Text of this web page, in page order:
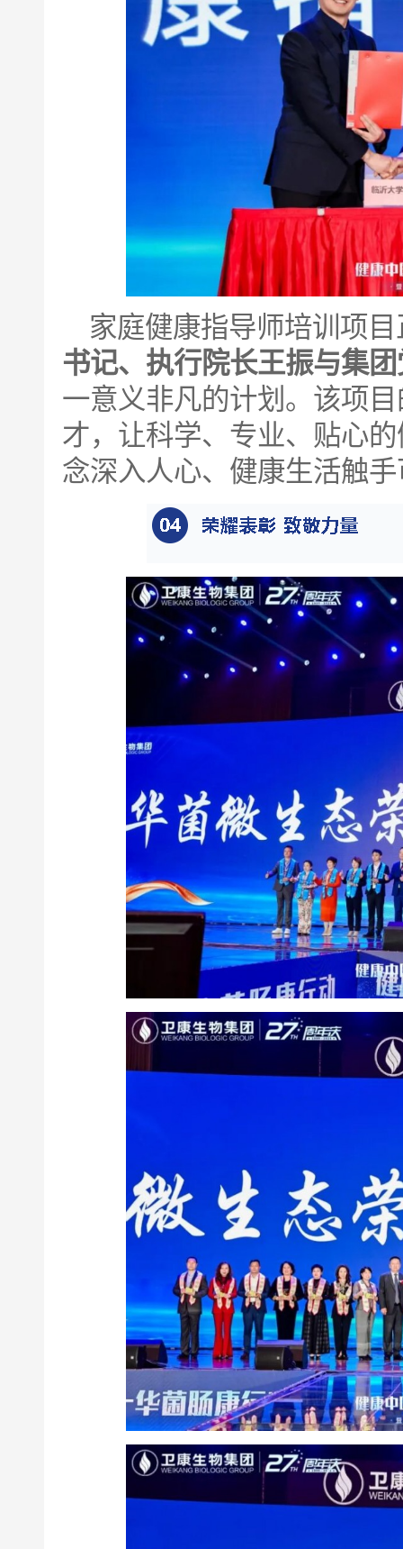
家庭健康指导师培训项
书记、执行院长王振与集
一意义非凡的计划。该项
才，让科学、专业、贴心
念深入人心、健康生活触